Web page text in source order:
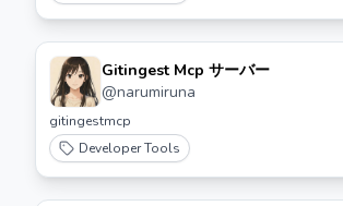
Gitingest Mcp サーバー
@narumiruna
gitingestmcp
Developer Tools